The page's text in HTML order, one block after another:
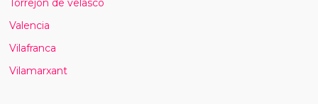
Torrejon de velasco
Valencia
Vilafranca
Vilamarxant